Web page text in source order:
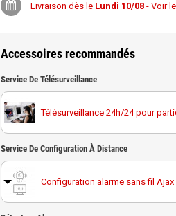
Livraison dès le Lundi 10/08- Voir
Accessoires recommandés
Service De Télésurveillance
Télésurveillance 24h/24 pour
Service De Configuration À Distance
Configuration alarme sans fil